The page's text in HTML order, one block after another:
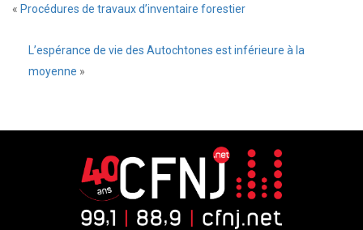
« Procédures de travaux d’inventaire forestier
L’espérance de vie des Autochtones est inférieure à la
moyenne »